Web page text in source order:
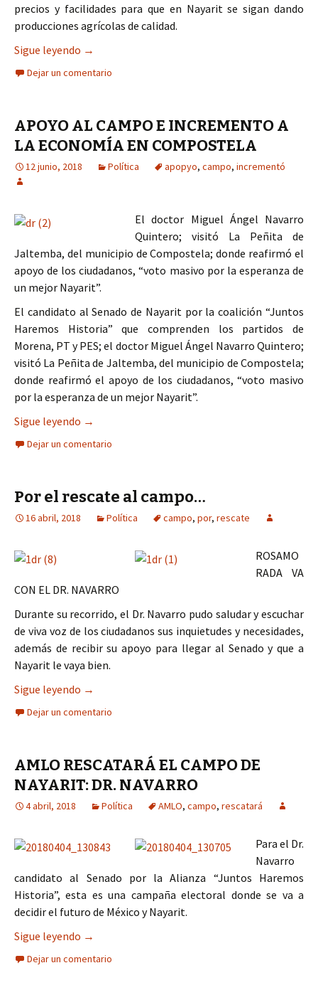
precios y facilidades para que en Nayarit se sigan dando
producciones agrícolas de calidad.
Sigue leyendo Con el campo de Nayarit y con sus
→
Dejar un comentario
APOYO AL CAMPO E INCREMENTO A
LA ECONOMÍA EN COMPOSTELA
12 junio, 2018 Política apopyo, campo, incrementó
El doctor Miguel Ángel Navarro
Quintero; visitó La Peñita de
Jaltemba, del municipio de Compostela; donde reafirmó el
apoyo de los ciudadanos, “voto masivo por la esperanza de
un mejor Nayarit”.
El candidato al Senado de Nayarit por la coalición “Juntos
Haremos Historia” que comprenden los partidos de
Morena, PT y PES; el doctor Miguel Ángel Navarro Quintero;
visitó La Peñita de Jaltemba, del municipio de Compostela;
donde reafirmó el apoyo de los ciudadanos, “voto masivo
por la esperanza de un mejor Nayarit”.
Sigue leyendo APOYO AL CAMPO E INCREMENTO A LA
→
Dejar un comentario
Por el rescate al campo…
16 abril, 2018 Política campo, por, rescate
ROSAMO
RADA VA
CON EL DR. NAVARRO
Durante su recorrido, el Dr. Navarro pudo saludar y escuchar
de viva voz de los ciudadanos sus inquietudes y necesidades,
además de recibir su apoyo para llegar al Senado y que a
Nayarit le vaya bien.
Sigue leyendo Por el rescate al campo…
→
Dejar un comentario
AMLO RESCATARÁ EL CAMPO DE
NAYARIT: DR. NAVARRO
4 abril, 2018 Política AMLO, campo, rescatará
Para el Dr.
Navarro
candidato al Senado por la Alianza “Juntos Haremos
Historia”, esta es una campaña electoral donde se va a
decidir el futuro de México y Nayarit.
Sigue leyendo AMLO RESCATARÁ EL CAMPO DE NAYARIT: DR.
→
Dejar un comentario